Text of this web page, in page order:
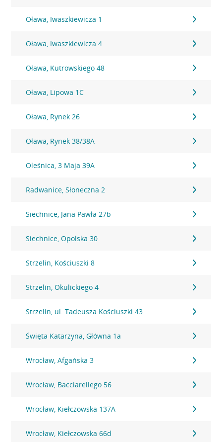
Oława, Iwaszkiewicza 1
Oława, Iwaszkiewicza 4
Oława, Kutrowskiego 48
Oława, Lipowa 1C
Oława, Rynek 26
Oława, Rynek 38/38A
Oleśnica, 3 Maja 39A
Radwanice, Słoneczna 2
Siechnice, Jana Pawła 27b
Siechnice, Opolska 30
Strzelin, Kościuszki 8
Strzelin, Okulickiego 4
Strzelin, ul. Tadeusza Kościuszki 43
Święta Katarzyna, Główna 1a
Wrocław, Afgańska 3
Wrocław, Bacciarellego 56
Wrocław, Kiełczowska 137A
Wrocław, Kiełczowska 66d